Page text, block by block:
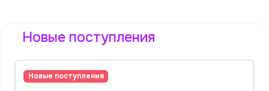
Новые поступления
Новые поступления